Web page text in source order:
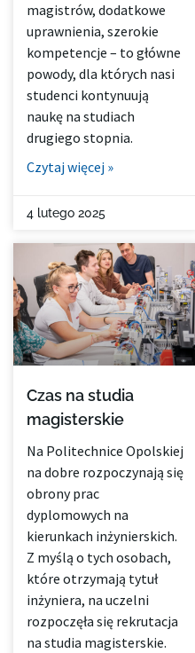
magistrów, dodatkowe
uprawnienia, szerokie
kompetencje – to główne
powody, dla których nasi
studenci kontynuują
naukę na studiach
drugiego stopnia.
Czytaj więcej »
4 lutego 2025
Czas na studia
magisterskie
Na Politechnice Opolskiej
na dobre rozpoczynają się
obrony prac
dyplomowych na
kierunkach inżynierskich.
Z myślą o tych osobach,
które otrzymają tytuł
inżyniera, na uczelni
rozpoczęła się rekrutacja
na studia magisterskie.